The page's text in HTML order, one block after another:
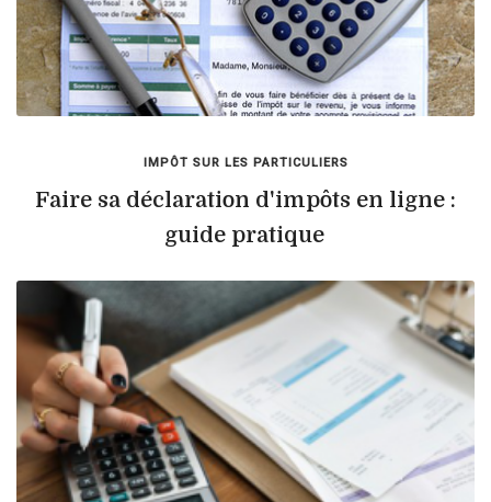
IMPÔT SUR LES PARTICULIERS
Faire sa déclaration d'impôts en ligne :
guide pratique